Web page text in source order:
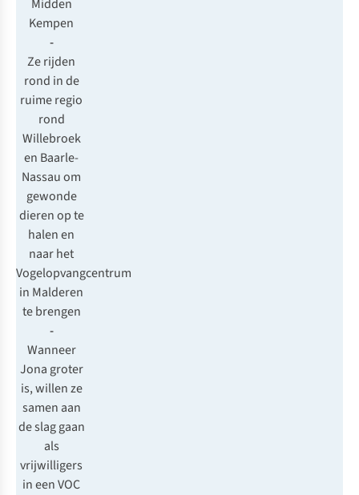
Midden
Kempen
-
Ze rijden
rond in de
ruime regio
rond
Willebroek
en Baarle-
Nassau om
gewonde
dieren op te
halen en
naar het
Vogelopvangcentrum
in Malderen
te brengen
-
Wanneer
Jona groter
is, willen ze
samen aan
de slag gaan
als
vrijwilligers
in een VOC